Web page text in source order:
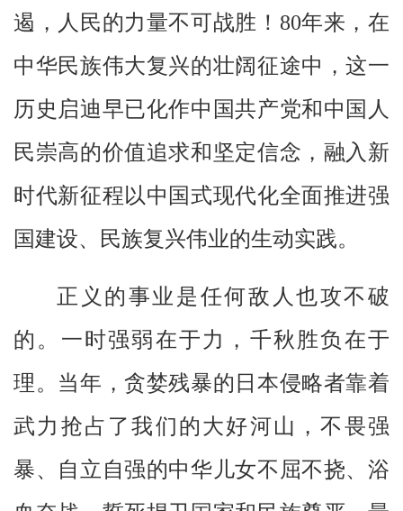
遏，人民的力量不可战胜！80年来，在
中华民族伟大复兴的壮阔征途中，这一
历史启迪早已化作中国共产党和中国人
民崇高的价值追求和坚定信念，融入新
时代新征程以中国式现代化全面推进强
国建设、民族复兴伟业的生动实践。
正义的事业是任何敌人也攻不破
的。一时强弱在于力，千秋胜负在于
理。当年，贪婪残暴的日本侵略者靠着
武力抢占了我们的大好河山，不畏强
暴、自立自强的中华儿女不屈不挠、浴